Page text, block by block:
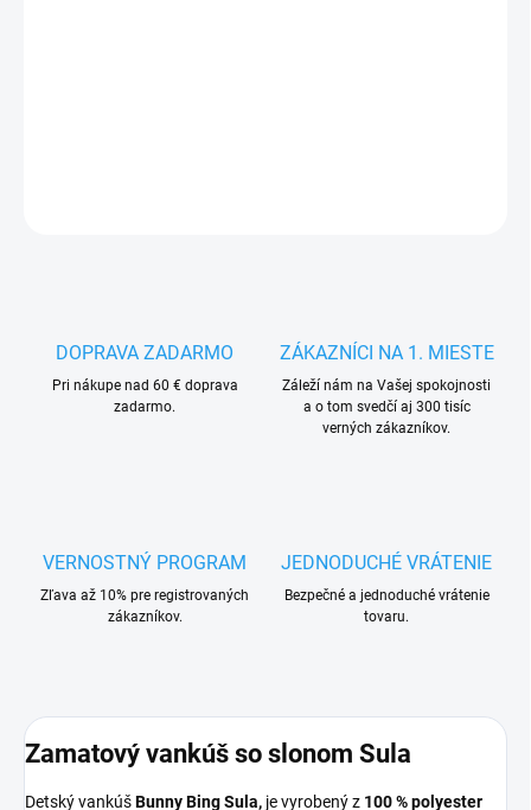
DOPRAVA ZADARMO
Pri nákupe nad 60 € doprava
zadarmo.
ZÁKAZNÍCI NA 1. MIESTE
Záleží nám na Vašej spokojnosti
a o tom svedčí aj 300 tisíc
verných zákazníkov.
VERNOSTNÝ PROGRAM
Zľava až 10% pre registrovaných
zákazníkov.
JEDNODUCHÉ VRÁTENIE
Bezpečné a jednoduché vrátenie
tovaru.
Zamatový vankúš so slonom Sula
Detský vankúšBunny Bing Sula, je vyrobený z 100 % polyester